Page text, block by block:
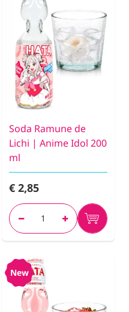
Soda Ramune de
Lichi | Anime Idol 200
ml
€ 2,85
New